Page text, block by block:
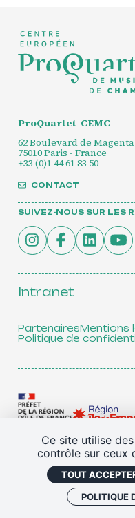
Ce site utilise
contrôle sur ceux
TOUT
POLITIQUE
ProQuartet-CEMC
62 Boulevard de Magenta
75010 Paris - France
+33 (0)1 44 61 83 50
CONTACT
SUIVEZ-NOUS SUR LES
Intranet
PartenairesMentions
Politique de
TOUS NOS